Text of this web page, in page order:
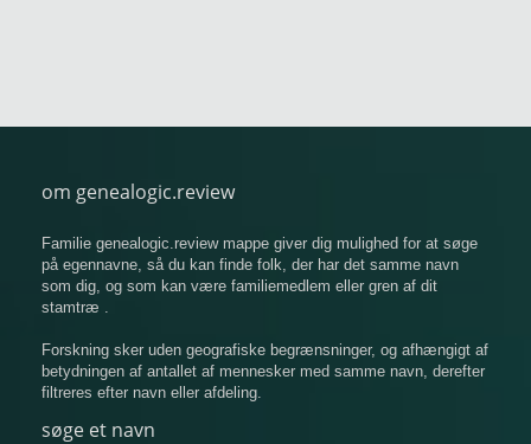
om genealogic.review
Familie genealogic.review mappe giver dig mulighed for at søge
på egennavne, så du kan finde folk, der har det samme navn
som dig, og som kan være familiemedlem eller gren af ​​dit
stamtræ .
Forskning sker uden geografiske begrænsninger, og afhængigt af
betydningen af ​​antallet af mennesker med samme navn, derefter
filtreres efter navn eller afdeling.
søge et navn